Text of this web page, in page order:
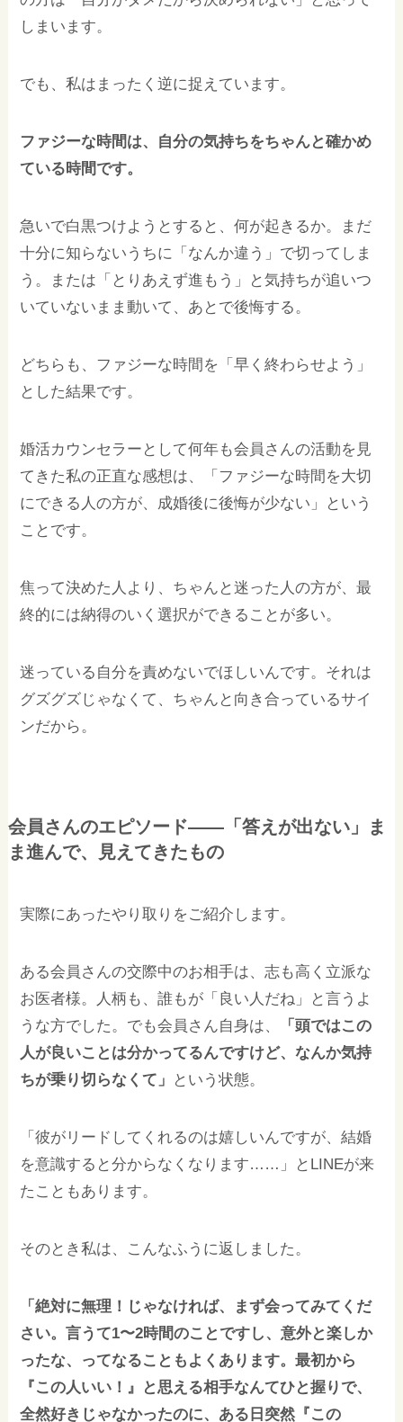
しまいます。
でも、私はまったく逆に捉えています。
ファジーな時間は、自分の気持ちをちゃんと確かめ
ている時間です。
急いで白黒つけようとすると、何が起きるか。まだ
十分に知らないうちに「なんか違う」で切ってしま
う。または「とりあえず進もう」と気持ちが追いつ
いていないまま動いて、あとで後悔する。
どちらも、ファジーな時間を「早く終わらせよう」
とした結果です。
婚活カウンセラーとして何年も会員さんの活動を見
てきた私の正直な感想は、「ファジーな時間を大切
にできる人の方が、成婚後に後悔が少ない」という
ことです。
焦って決めた人より、ちゃんと迷った人の方が、最
終的には納得のいく選択ができることが多い。
迷っている自分を責めないでほしいんです。それは
グズグズじゃなくて、ちゃんと向き合っているサイ
ンだから。
会員さんのエピソード——「答えが出ない」ま
ま進んで、見えてきたもの
実際にあったやり取りをご紹介します。
ある会員さんの交際中のお相手は、志も高く立派な
お医者様。人柄も、誰もが「良い人だね」と言うよ
うな方でした。でも会員さん自身は、
「頭ではこの
人が良いことは分かってるんですけど、なんか気持
ちが乗り切らなくて」
という状態。
「彼がリードしてくれるのは嬉しいんですが、結婚
を意識すると分からなくなります……」とLINEが来
たこともあります。
そのとき私は、こんなふうに返しました。
「絶対に無理！じゃなければ、まず会ってみてくだ
さい。言うて1〜2時間のことですし、意外と楽しか
ったな、ってなることもよくあります。最初から
『この人いい！』と思える相手なんてひと握りで、
全然好きじゃなかったのに、ある日突然『この